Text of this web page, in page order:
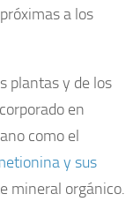
a los
plantas y de los
en
como el
y sus
mineral orgánico.